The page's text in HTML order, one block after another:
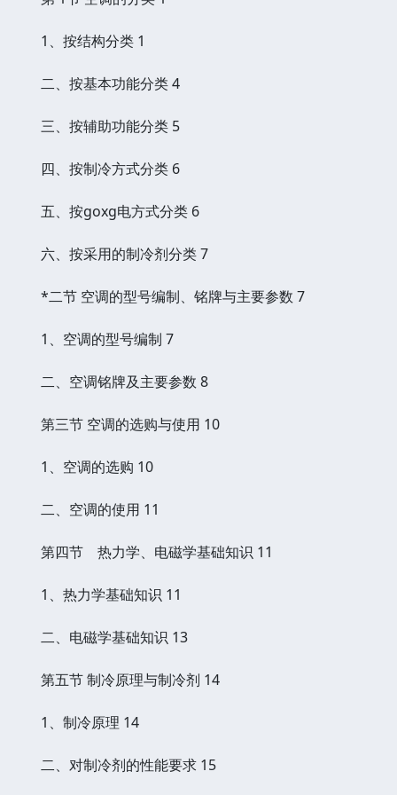
1、按结构分类 1
二、按基本功能分类 4
三、按辅助功能分类 5
四、按制冷方式分类 6
五、按goxg电方式分类 6
六、按采用的制冷剂分类 7
*二节 空调的型号编制、铭牌与主要参数 7
1、空调的型号编制 7
二、空调铭牌及主要参数 8
第三节 空调的选购与使用 10
1、空调的选购 10
二、空调的使用 11
第四节 热力学、电磁学基础知识 11
1、热力学基础知识 11
二、电磁学基础知识 13
第五节 制冷原理与制冷剂 14
1、制冷原理 14
二、对制冷剂的性能要求 15